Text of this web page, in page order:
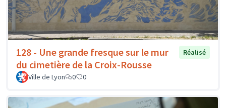
128 - Une grande fresque sur le mur
du cimetière de la Croix-Rousse
Réalisé
Ville de Lyon 0 0